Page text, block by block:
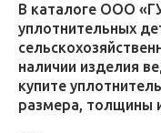
В каталоге ООО
уплотнительных
наличии изделия
купите
размера, толщины